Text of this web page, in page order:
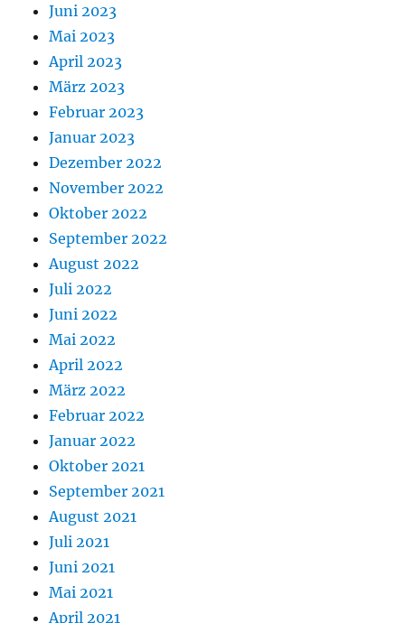
Juni 2023
Mai 2023
April 2023
März 2023
Februar 2023
Januar 2023
Dezember 2022
November 2022
Oktober 2022
September 2022
August 2022
Juli 2022
Juni 2022
Mai 2022
April 2022
März 2022
Februar 2022
Januar 2022
Oktober 2021
September 2021
August 2021
Juli 2021
Juni 2021
Mai 2021
April 2021